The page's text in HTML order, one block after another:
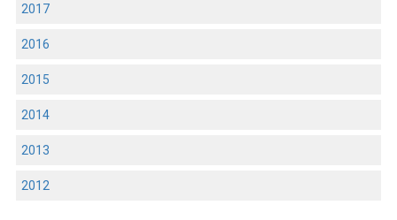
2017
2016
2015
2014
2013
2012